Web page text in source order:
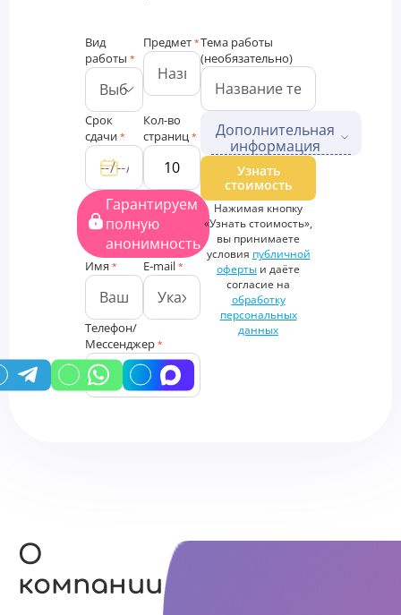
Вид
работы *
Предмет *
Срок
сдачи *
Кол-во
страниц *
Гарантируем
полную
анонимность
Имя * E-mail *
Телефон/
Мессенджер *
Тема работы
(необязательно)
Дополнительная
информация
Дополнительные файлы
Загрузить
файлы
Дополнительная
информация
Узнать
стоимость
Нажимая кнопку
«Узнать стоимость»,
вы принимаете
условия публичной
оферты и даёте
согласие на
обработку
персональных
данных
О
компании